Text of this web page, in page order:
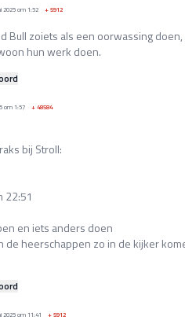
2025 om 1:52 +5912
Bull zoiets als een oorwassing
hun werk doen.
om 1:57 +48584
bij Stroll:
22:51
en iets anders doen
de heerschappen zo in de kijker
2025 om 11:41 +5912